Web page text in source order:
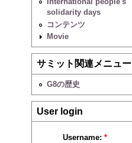
solidarity days
コンテンツ
Movie
サミット関連メニュー
G8の歴史
User login
Username: *